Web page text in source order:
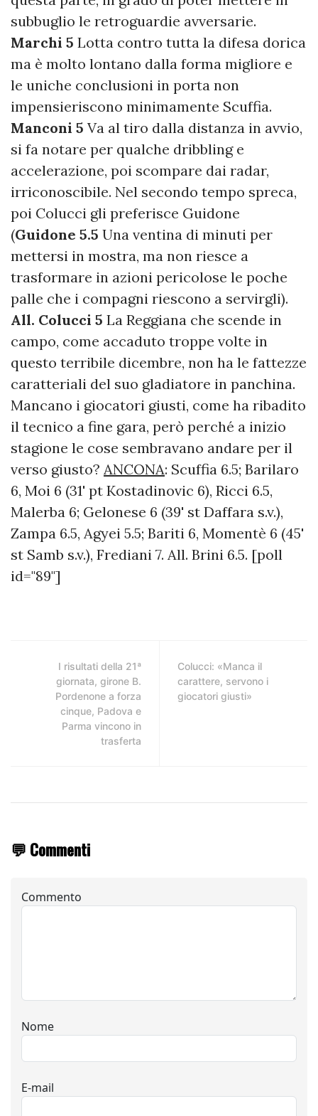
subbuglio le retroguardie avversarie.
Marchi 5 Lotta contro tutta la difesa dorica
ma è molto lontano dalla forma migliore e
le uniche conclusioni in porta non
impensieriscono minimamente Scuffia.
Manconi 5 Va al tiro dalla distanza in avvio,
si fa notare per qualche dribbling e
accelerazione, poi scompare dai radar,
irriconoscibile. Nel secondo tempo spreca,
poi Colucci gli preferisce Guidone
(Guidone 5.5 Una ventina di minuti per
mettersi in mostra, ma non riesce a
trasformare in azioni pericolose le poche
palle che i compagni riescono a servirgli).
All. Colucci 5 La Reggiana che scende in
campo, come accaduto troppe volte in
questo terribile dicembre, non ha le fattezze
caratteriali del suo gladiatore in panchina.
Mancano i giocatori giusti, come ha ribadito
il tecnico a fine gara, però perché a inizio
stagione le cose sembravano andare per il
verso giusto? ANCONA: Scuffia 6.5; Barilaro
6, Moi 6 (31' pt Kostadinovic 6), Ricci 6.5,
Malerba 6; Gelonese 6 (39' st Daffara s.v.),
Zampa 6.5, Agyei 5.5; Bariti 6, Momentè 6 (45'
st Samb s.v.), Frediani 7. All. Brini 6.5. [poll
id="89"]
I risultati della 21ª
giornata, girone B.
Pordenone a forza
cinque, Padova e
Parma vincono in
trasferta
Colucci: «Manca il
carattere, servono i
giocatori giusti»
💬 Commenti